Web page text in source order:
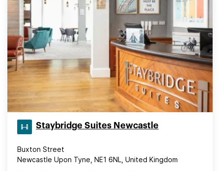
Staybridge Suites Newcastle
Buxton Street
Newcastle Upon Tyne, NE1 6NL, United Kingdom